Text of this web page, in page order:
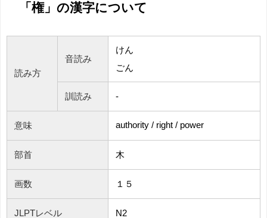
「権」の漢字について
読み方
音読み
けん
ごん
訓読み -
意味 authority / right / power
部首 木
画数 １５
JLPTレベル N2